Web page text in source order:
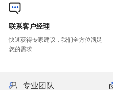
联系客户经理
您的需求
专业团队